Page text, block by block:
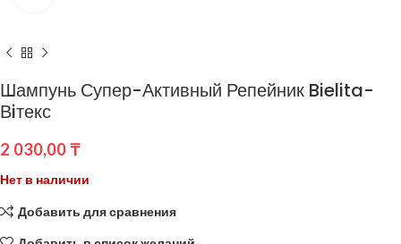
Шампунь Супер-Активный Репейник Bielita-
Вiтекс
2 030,00 ₸
Нет в наличии
Добавить для сравнения